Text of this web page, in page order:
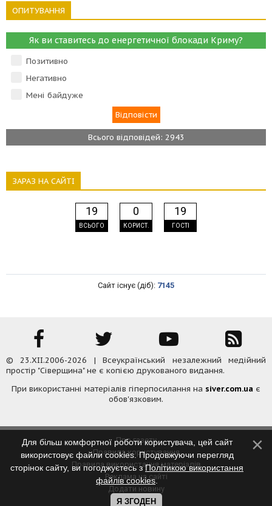
ОПИТУВАННЯ
Як ви ставитесь до енергетичної блокади Криму?
Позитивно
Негативно
Мені байдуже
Всього відповідей: 2943
ЗАРАЗ НА САЙТІ
19
ВСЬОГО
0
КОРИСТ.
19
ГОСТІ
Сайт існує (діб): 7145
© 23.XII.2006-2026 | Всеукраїнський незалежний медійний
простір "Сіверщина" не є копією друкованого видання.
При використанні матеріалів гіперпосилання на siver.com.ua є
обов'язковим.
Про газету
Правила користування
Правила використання матеріалів
Реклама на сайті
Додати новину
Контакти
Для більш комфортної роботи користувача, цей сайт
використовує файли cookies. Продовжуючи перегляд
сторінок сайту, ви погоджуєтесь зПолітикою використання
файлів cookies.
Я ЗГОДЕН